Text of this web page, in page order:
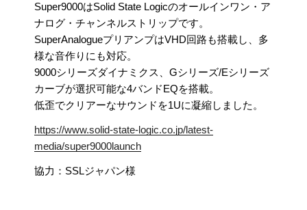
Super9000はSolid State Logicのオールインワン・ア
ナログ・チャンネルストリップです。
SuperAnalogueプリアンプはVHD回路も搭載し、多
様な音作りにも対応。
9000シリーズダイナミクス、Gシリーズ/Eシリーズ
カーブが選択可能な4バンドEQを搭載。
低歪でクリアーなサウンドを1Uに凝縮しました。
https://www.solid-state-logic.co.jp/latest-
media/super9000launch
協力：SSLジャパン様